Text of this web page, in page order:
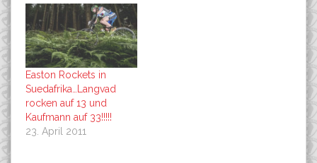
Easton Rockets in
Suedafrika…Langvad
rocken auf 13 und
Kaufmann auf 33!!!!!
23. April 2011